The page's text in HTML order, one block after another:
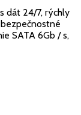
dát 24/7, rýchly
SATA 6Gb / s,